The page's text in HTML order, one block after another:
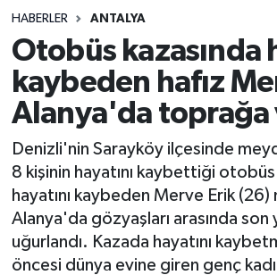
HABERLER ANTALYA
Otobüs kazasında
kaybeden hafız
Alanya'da
Denizli'nin Sarayköy ilçesinde
8 kişinin hayatını kaybettiği otobüs
hayatını kaybeden Merve Erik
Alanya'da gözyaşları arasında son
uğurlandı. Kazada hayatını
öncesi dünya evine giren genç
Spor
Teknoloji
Yaşam